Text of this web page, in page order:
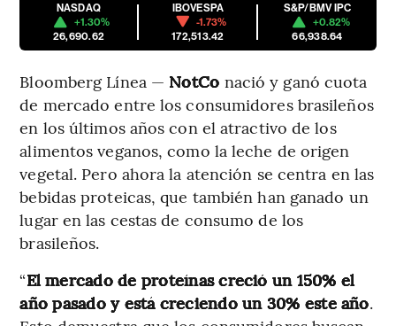
NASDAQ
+1.30%
26,690.62
IBOVESPA
-1.73%
172,513.42
S&P/BMV IPC
+0.82%
66,938.64
Bloomberg Línea — NotCo nació y ganó cuota
de mercado entre los consumidores brasileños
en los últimos años con el atractivo de los
alimentos veganos, como la leche de origen
vegetal. Pero ahora la atención se centra en las
bebidas proteicas, que también han ganado un
lugar en las cestas de consumo de los
brasileños.
“El mercado de proteínas creció un 150% el
año pasado y está creciendo un 30% este año.